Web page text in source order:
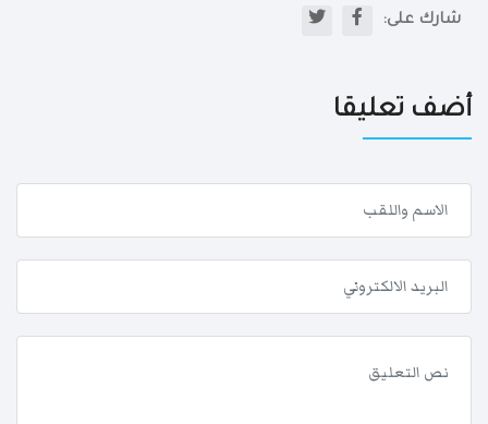
شارك على:
أضف تعليقا